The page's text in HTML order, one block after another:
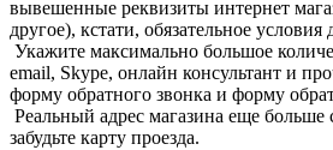
вывешенные реквизиты интернет
другое), кстати, обязательное
Укажите максимально большое
email, Skype, онлайн консультант и
форму обратного звонка и форму
Реальный адрес магазина еще
забудьте карту проезда.